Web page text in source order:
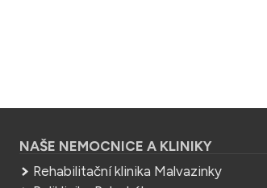
NAŠE NEMOCNICE A KLINIKY
Rehabilitační klinika Malvazinky